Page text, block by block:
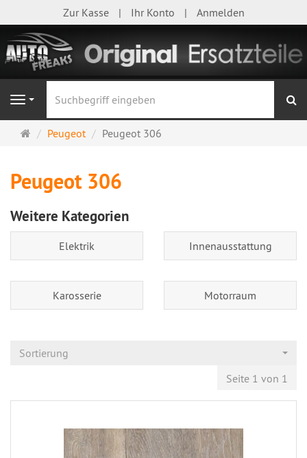
Zur Kasse Ihr Konto Anmelden
Navigation
Startseite
Peugeot Peugeot 306
Peugeot 306
Weitere Kategorien
Elektrik Innenausstattung
Karosserie Motorraum
Sortierung
Seite 1 von 1